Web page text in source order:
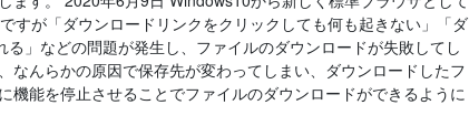
すが「ダウンロードリンクをクリックしても何も起きない」「ダ
」などの問題が発生し、ファイルのダウンロードが失敗してし
なんらかの原因で保存先が変わってしまい、ダウンロードしたフ
機能を停止させることでファイルのダウンロードができるように